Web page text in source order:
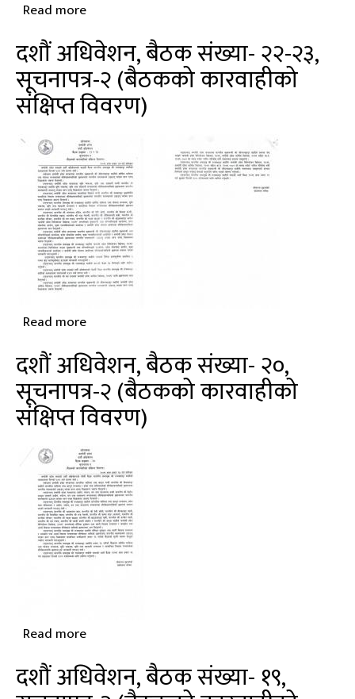
Read moreabout
अधिवेशन,
बैठक
संख्या-
सूचनापत्र-२
(बैठकको
कारवाहीको
संक्षिप्त
विवरण)
दशौं अधिवेशन, बैठक संख्या- २२-२३,
सूचनापत्र-२ (बैठकको कारवाहीको
संक्षिप्त विवरण)
Read moreabout
अधिवेशन,
बैठक
संख्या-
सूचनापत्र-२
(बैठकको
कारवाहीको
संक्षिप्त
विवरण)
दशौं अधिवेशन, बैठक संख्या- २०,
सूचनापत्र-२ (बैठकको कारवाहीको
संक्षिप्त विवरण)
Read moreabout
अधिवेशन,
दशौं अधिवेशन, बैठक संख्या- १९,